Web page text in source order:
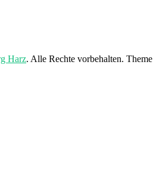
Harz. Alle Rechte vorbehalten. Theme